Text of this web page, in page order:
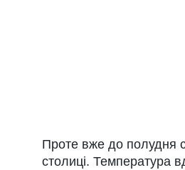
Проте вже до полудня
столиці. Температура